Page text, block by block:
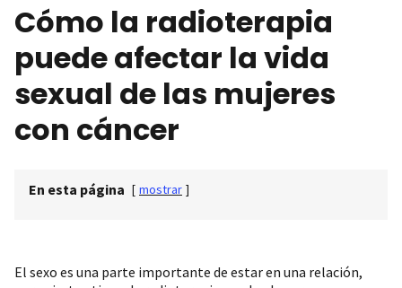
Cómo la radioterapia
puede afectar la vida
sexual de las mujeres
con cáncer
En esta página [ mostrar ]
El sexo es una parte importante de estar en una relación,